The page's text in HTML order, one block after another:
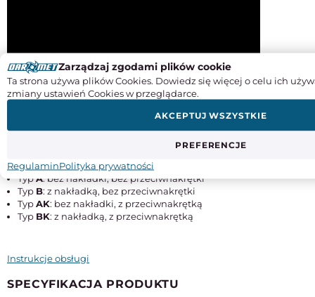
TypA: bez nakładki, bez przeciwnakrętki
Typ B: z nakładką, bez przeciwnakrętki
TypAK: bez nakładki, z przeciwnakrętką
Typ BK: z nakładką, z przeciwnakrętką
Instrukcje obsługi
SPECYFIKACJA PRODUKTU
Zarządzaj zgodami plików cookie
Ta strona używa plików Cookies. Dowiedz się więcej o celu ich
zmiany ustawień Cookies w przeglądarce.
PREFERENCJE
AKCEPTUJ WSZYSTKIE
RegulaminPolityka prywatności